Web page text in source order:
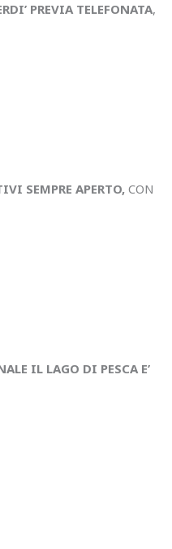
PREVIA TELEFONATA,
SEMPRE APERTO,CON
IL LAGO DI PESCA E’